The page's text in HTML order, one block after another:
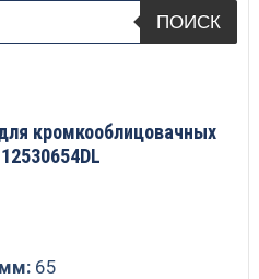
ПОИСК
кромкооблицовачных
65